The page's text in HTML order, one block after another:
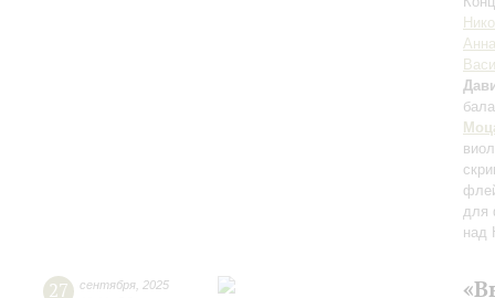
для
над
27 сентября 2025